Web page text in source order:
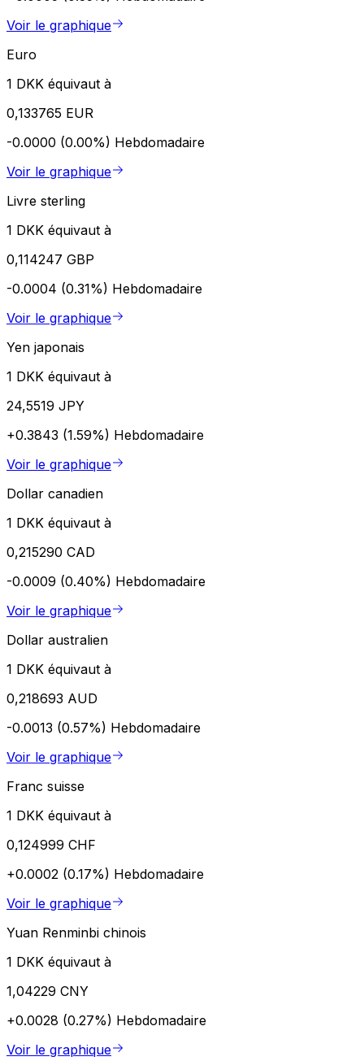
Voir le graphique
Euro
1 DKK équivaut à
0,133765 EUR
-0.0000 (0.00%) Hebdomadaire
Voir le graphique
Livre sterling
1 DKK équivaut à
0,114247 GBP
-0.0004 (0.31%) Hebdomadaire
Voir le graphique
Yen japonais
1 DKK équivaut à
24,5519 JPY
+0.3843 (1.59%) Hebdomadaire
Voir le graphique
Dollar canadien
1 DKK équivaut à
0,215290 CAD
-0.0009 (0.40%) Hebdomadaire
Voir le graphique
Dollar australien
1 DKK équivaut à
0,218693 AUD
-0.0013 (0.57%) Hebdomadaire
Voir le graphique
Franc suisse
1 DKK équivaut à
0,124999 CHF
+0.0002 (0.17%) Hebdomadaire
Voir le graphique
Yuan Renminbi chinois
1 DKK équivaut à
1,04229 CNY
+0.0028 (0.27%) Hebdomadaire
Voir le graphique